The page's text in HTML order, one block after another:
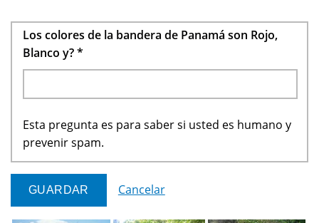
Los colores de la bandera de Panamá son Rojo,
Blanco y?*
Esta pregunta es para saber si usted es humano y
prevenir spam.
Cancelar